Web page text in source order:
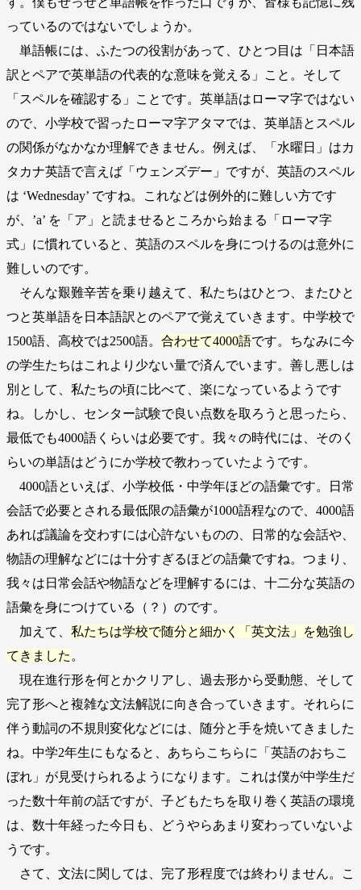
っているのではないでしょうか。
単語帳には、ふたつの役割があって、ひとつ目は「日本語
訳とペアで英単語の代表的な意味を覚える」こと。そして
「スペルを確認する」ことです。英単語はローマ字ではない
ので、小学校で習ったローマ字アタマでは、英単語とスペル
の関係がなかなか理解できません。例えば、「水曜日」はカ
タカナ英語で言えば「ウェンズデー」ですが、英語のスペル
は ‘Wednesday’ ですね。これなどは例外的に難しい方です
が、’a’ を「ア」と読ませるところから始まる「ローマ字
式」に慣れていると、英語のスペルを身につけるのは意外に
難しいのです。
そんな艱難辛苦を乗り越えて、私たちはひとつ、またひと
つと英単語を日本語訳とのペアで覚えていきます。中学校で
1500語、高校では2500語。 合わせて4000語です。ちなみに今
の学生たちはこれより少ない量で済んでいます。善し悪しは
別として、私たちの頃に比べて、楽になっているようです
ね。しかし、センター試験で良い点数を取ろうと思ったら、
最低でも4000語くらいは必要です。我々の時代には、そのく
らいの単語はどうにか学校で教わっていたようです。
4000語といえば、小学校低・中学年ほどの語彙です。日常
会話で必要とされる最低限の語彙が1000語程なので、4000語
あれば議論を交わすには心許ないものの、日常的な会話や、
物語の理解などには十分すぎるほどの語彙ですね。つまり、
我々は日常会話や物語などを理解するには、十二分な英語の
語彙を身につけている（？）のです。
加えて、 私たちは学校で随分と細かく「英文法」を勉強し
てきました 。
現在進行形を何とかクリアし、過去形から受動態、そして
完了形へと複雑な文法解説に向き合っていきます。それらに
伴う動詞の不規則変化などには、随分と手を焼いてきました
ね。中学2年生にもなると、あちらこちらに「英語のおちこ
ぼれ」が見受けられるようになります。これは僕が中学生だ
った数十年前の話ですが、子どもたちを取り巻く英語の環境
は、数十年経った今日も、どうやらあまり変わっていないよ
うです。
さて、文法に関しては、完了形程度では終わりません。こ